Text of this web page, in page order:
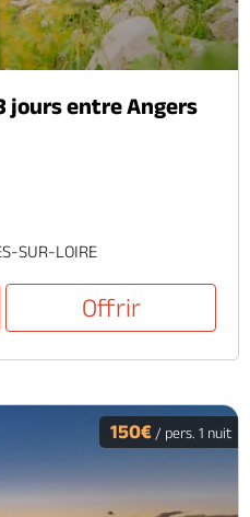
jours entre Angers
SUR-LOIRE
Offrir
150€ / pers. 1 nuit